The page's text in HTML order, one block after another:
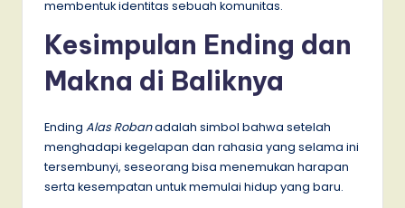
membentuk identitas sebuah komunitas.
Kesimpulan Ending dan
Makna di Baliknya
Ending Alas Robanadalah simbol bahwa setelah
menghadapi kegelapan dan rahasia yang selama ini
tersembunyi, seseorang bisa menemukan harapan
serta kesempatan untuk memulai hidup yang baru.